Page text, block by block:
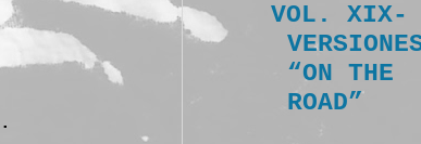
.
VOL. XIX-
“ON THE
ROAD”